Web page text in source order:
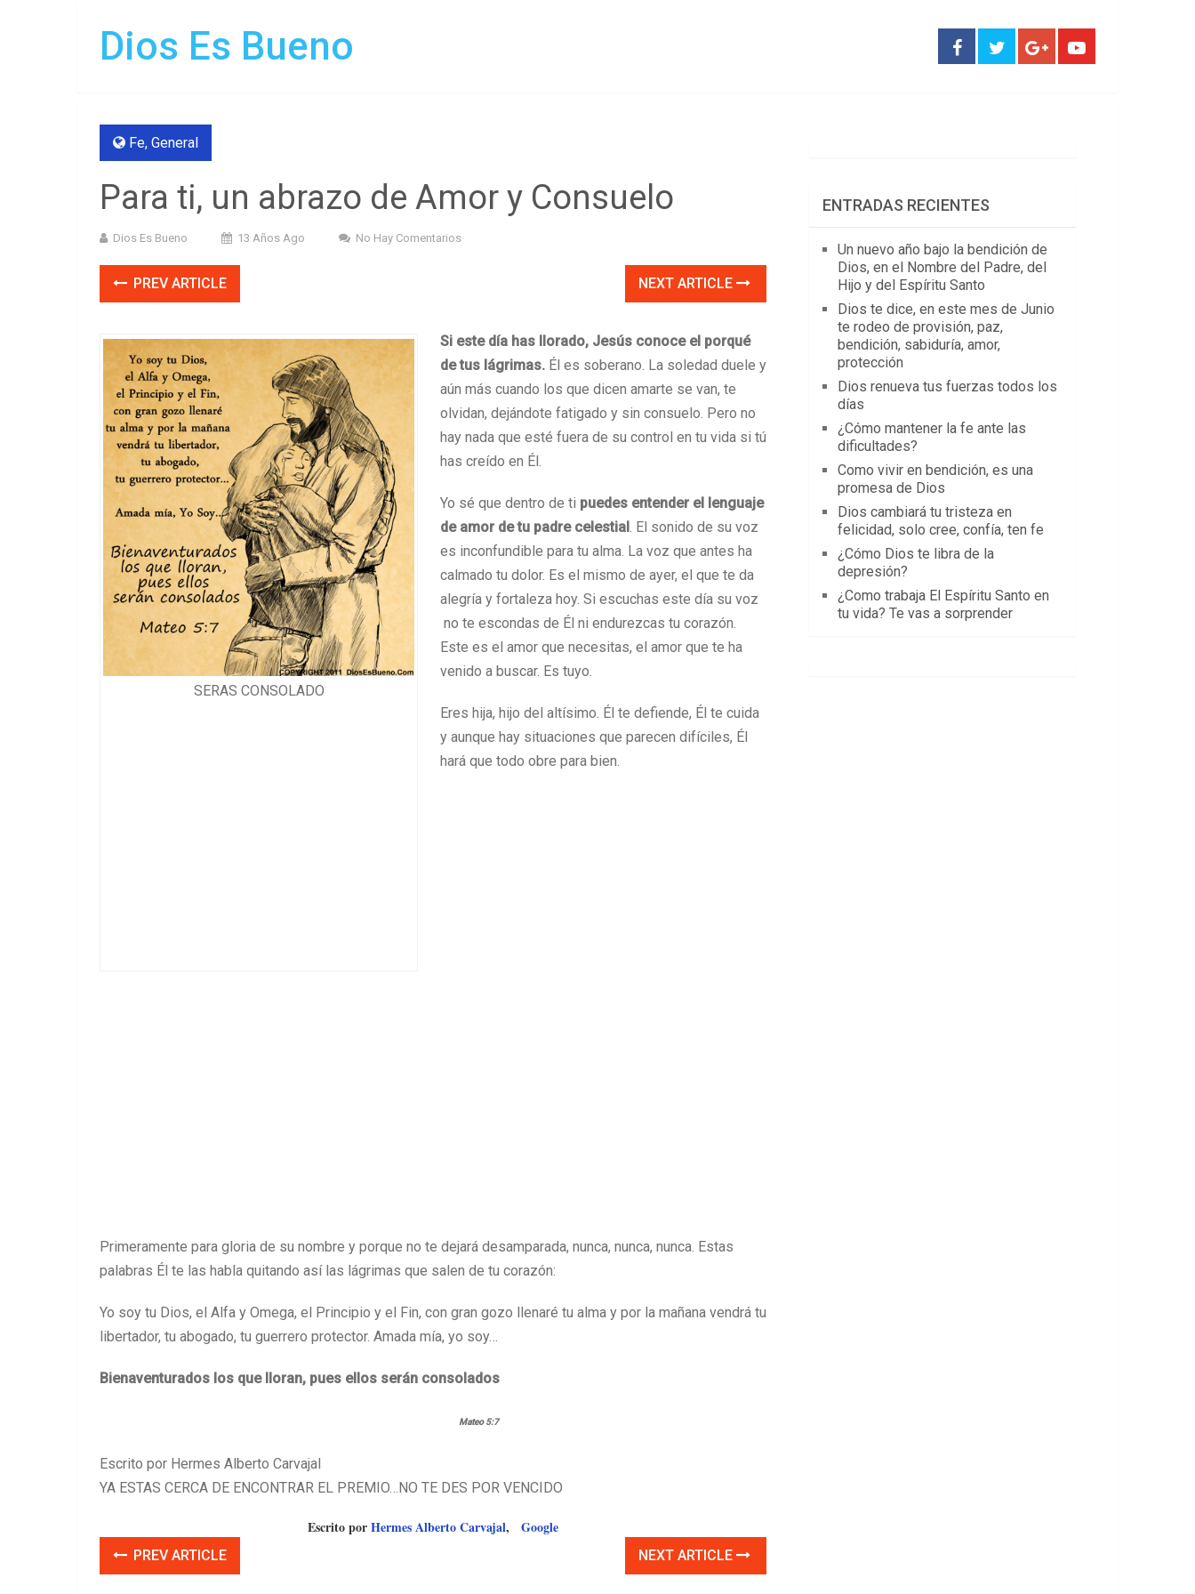
Dios Es Bueno
Fe, General
Para ti, un abrazo de Amor y Consuelo
Dios Es Bueno 13 Años Ago No Hay Comentarios
PREV ARTICLE NEXT ARTICLE
SERAS CONSOLADO
Si este día has llorado, Jesús conoce el porqué
de tus lágrimas. Él es soberano. La soledad duele y
aún más cuando los que dicen amarte se van, te
olvidan, dejándote fatigado y sin consuelo. Pero no
hay nada que esté fuera de su control en tu vida si tú
has creído en Él.
Yo sé que dentro de ti puedes entender el lenguaje
de amor de tu padre celestial. El sonido de su voz
es inconfundible para tu alma. La voz que antes ha
calmado tu dolor. Es el mismo de ayer, el que te da
alegría y fortaleza hoy. Si escuchas este día su voz
no te escondas de Él ni endurezcas tu corazón.
Este es el amor que necesitas, el amor que te ha
venido a buscar. Es tuyo.
Eres hija, hijo del altísimo. Él te defiende, Él te cuida
y aunque hay situaciones que parecen difíciles, Él
hará que todo obre para bien.
Primeramente para gloria de su nombre y porque no te dejará desamparada, nunca, nunca, nunca. Estas
palabras Él te las habla quitando así las lágrimas que salen de tu corazón:
Yo soy tu Dios, el Alfa y Omega, el Principio y el Fin, con gran gozo llenaré tu alma y por la mañana vendrá tu
libertador, tu abogado, tu guerrero protector. Amada mía, yo soy…
Bienaventurados los que lloran, pues ellos serán consolados
Mateo 5:7
Escrito por Hermes Alberto Carvajal
YA ESTAS CERCA DE ENCONTRAR EL PREMIO…NO TE DES POR VENCIDO
Escrito porHermes Alberto Carvajal,Google
PREV ARTICLE NEXT ARTICLE
ENTRADAS RECIENTES
Un nuevo año bajo la bendición de
Dios, en el Nombre del Padre, del
Hijo y del Espíritu Santo
Dios te dice, en este mes de Junio
te rodeo de provisión, paz,
bendición, sabiduría, amor,
protección
Dios renueva tus fuerzas todos los
días
¿Cómo mantener la fe ante las
dificultades?
Como vivir en bendición, es una
promesa de Dios
Dios cambiará tu tristeza en
felicidad, solo cree, confía, ten fe
¿Cómo Dios te libra de la
depresión?
¿Como trabaja El Espíritu Santo en
tu vida? Te vas a sorprender